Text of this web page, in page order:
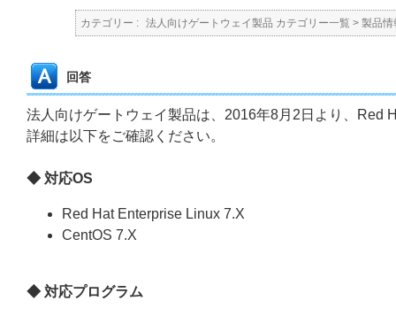
カテゴリー : 法人向けゲートウェイ製品 カテゴリー一覧 > 製品情
回答
法人向けゲートウェイ製品は、2016年8月2日より、Red
詳細は以下をご確認ください。
◆ 対応OS
Red Hat Enterprise Linux 7.X
CentOS 7.X
◆ 対応プログラム